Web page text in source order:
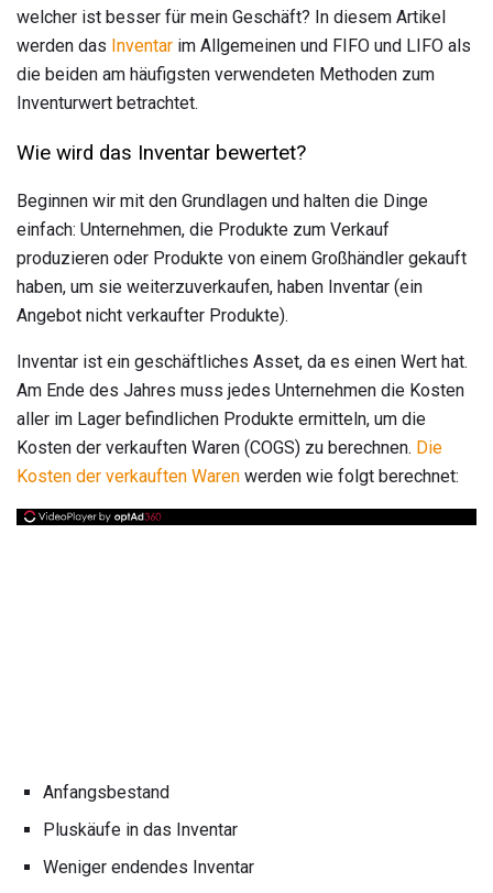
welcher ist besser für mein Geschäft? In diesem Artikel
werden das Inventar im Allgemeinen und FIFO und LIFO als
die beiden am häufigsten verwendeten Methoden zum
Inventurwert betrachtet.
Wie wird das Inventar bewertet?
Beginnen wir mit den Grundlagen und halten die Dinge
einfach: Unternehmen, die Produkte zum Verkauf
produzieren oder Produkte von einem Großhändler gekauft
haben, um sie weiterzuverkaufen, haben Inventar (ein
Angebot nicht verkaufter Produkte).
Inventar ist ein geschäftliches Asset, da es einen Wert hat.
Am Ende des Jahres muss jedes Unternehmen die Kosten
aller im Lager befindlichen Produkte ermitteln, um die
Kosten der verkauften Waren (COGS) zu berechnen. Die
Kosten der verkauften Waren werden wie folgt berechnet:
Anfangsbestand
Pluskäufe in das Inventar
Weniger endendes Inventar